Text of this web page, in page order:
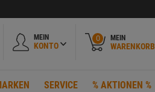
MEIN
KONTO
0 MEIN
WARENKORB
SERVICE % AKTIONEN %